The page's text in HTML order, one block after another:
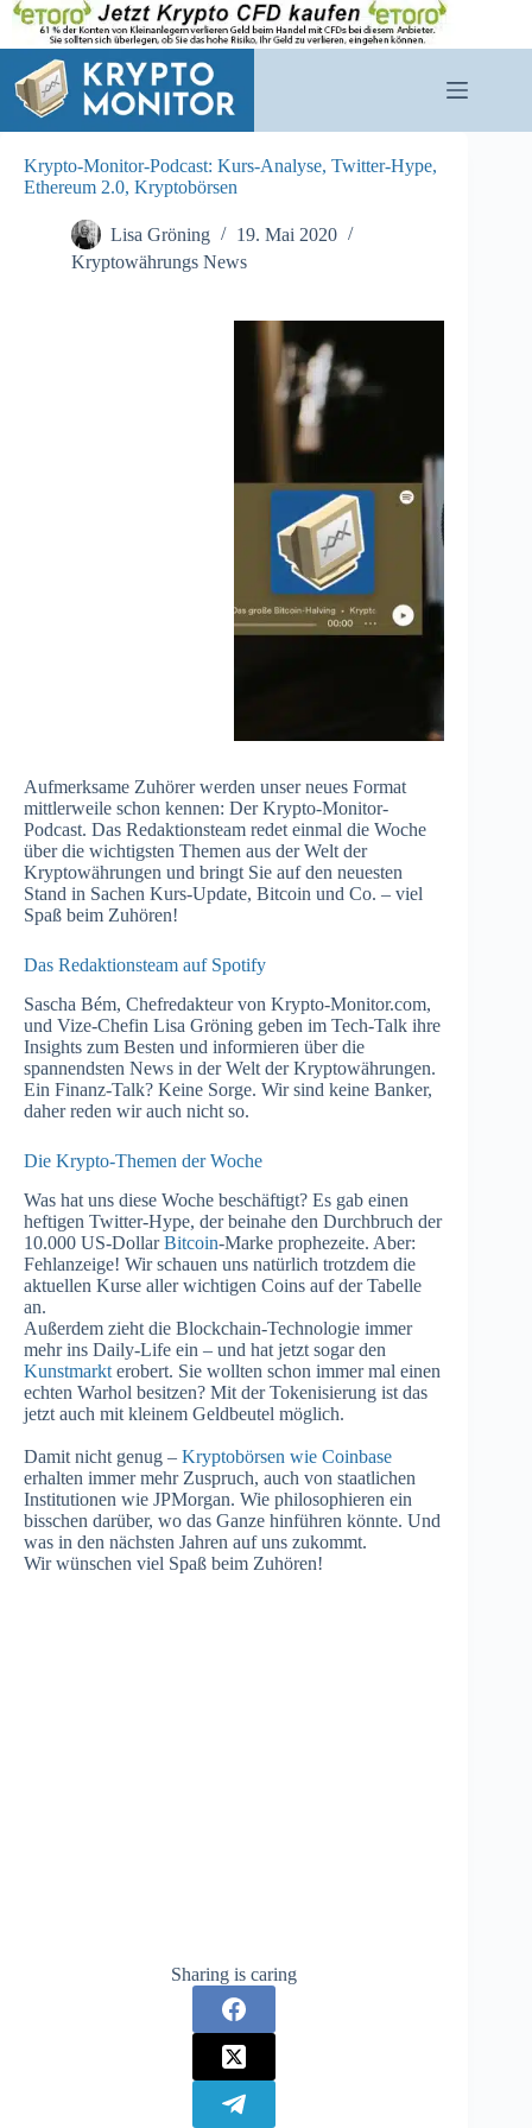
Zum
Inhalt
springen
Krypto-Monitor-Podcast: Kurs-Analyse, Twitter-Hype,
Ethereum 2.0, Kryptobörsen
Lisa Gröning
19. Mai 2020
Kryptowährungs News
Aufmerksame Zuhörer werden unser neues Format
mittlerweile schon kennen: Der Krypto-Monitor-
Podcast. Das Redaktionsteam redet einmal die Woche
über die wichtigsten Themen aus der Welt der
Kryptowährungen und bringt Sie auf den neuesten
Stand in Sachen Kurs-Update, Bitcoin und Co. – viel
Spaß beim Zuhören!
Das Redaktionsteam auf Spotify
Sascha Bém, Chefredakteur von Krypto-Monitor.com,
und Vize-Chefin Lisa Gröning geben im Tech-Talk ihre
Insights zum Besten und informieren über die
spannendsten News in der Welt der Kryptowährungen.
Ein Finanz-Talk? Keine Sorge. Wir sind keine Banker,
daher reden wir auch nicht so.
Die Krypto-Themen der Woche
Was hat uns diese Woche beschäftigt? Es gab einen
heftigen Twitter-Hype, der beinahe den Durchbruch der
10.000 US-DollarBitcoin-Marke prophezeite. Aber:
Fehlanzeige! Wir schauen uns natürlich trotzdem die
aktuellen Kurse aller wichtigen Coins auf der Tabelle
an.
Außerdem zieht die Blockchain-Technologie immer
mehr ins Daily-Life ein – und hat jetzt sogar den
Kunstmarkt erobert. Sie wollten schon immer mal einen
echten Warhol besitzen? Mit der Tokenisierung ist das
jetzt auch mit kleinem Geldbeutel möglich.
Damit nicht genug – Kryptobörsen wie Coinbase
erhalten immer mehr Zuspruch, auch von staatlichen
Institutionen wie JPMorgan. Wie philosophieren ein
bisschen darüber, wo das Ganze hinführen könnte. Und
was in den nächsten Jahren auf uns zukommt.
Wir wünschen viel Spaß beim Zuhören!
Sharing is caring